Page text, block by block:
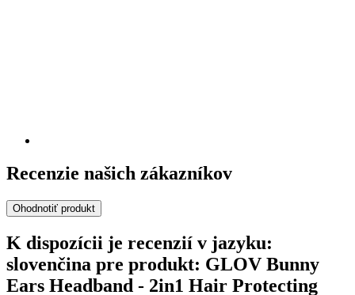
Recenzie našich zákazníkov
Ohodnotiť produkt
K dispozícii je recenzií v jazyku:
slovenčina pre produkt: GLOV Bunny
Ears Headband - 2in1 Hair Protecting